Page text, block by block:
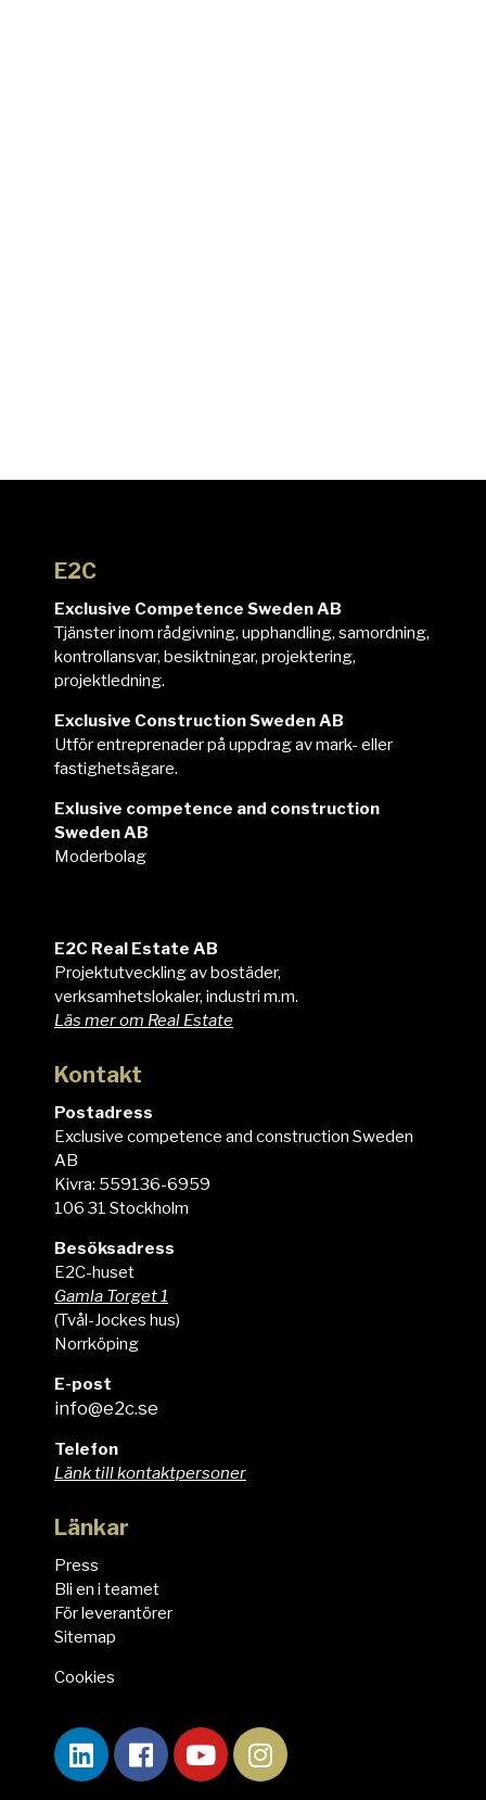
E2C
Exclusive Competence Sweden AB
Tjänster inom rådgivning, upphandling, samordning,
kontrollansvar, besiktningar, projektering,
projektledning.
Exclusive Construction Sweden AB
Utför entreprenader på uppdrag av mark- eller
fastighetsägare.
Exlusive competence and construction
Sweden AB
Moderbolag
E2C Real Estate AB
Projektutveckling av bostäder,
verksamhetslokaler, industri m.m.
Läs mer om Real Estate
Kontakt
Postadress
Exclusive competence and construction Sweden
AB
Kivra: 559136-6959
106 31 Stockholm
Besöksadress
E2C-huset
Gamla Torget 1
(Tvål-Jockes hus)
Norrköping
E-post
info@e2c.se
Telefon
Länk till kontaktpersoner
Länkar
Press
Bli en i teamet
För leverantörer
Sitemap
Cookies